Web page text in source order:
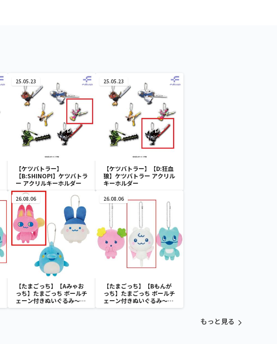
25.05.23
【ケツバトラー】
【B:SHINOPI】ケツバトラ
ー アクリルキーホルダー
25.05.23
【ケツバトラー】【D:狂血
狼】ケツバトラー アクリル
キーホルダー
26.08.06
【たまごっち】【Aみゃお
っち】たまごっち ボールチ
ェーン付きぬいぐるみ～
Tamagotchi Paradise～
26.08.06
【たまごっち】【Bもんが
っち】たまごっち ボールチ
ェーン付きぬいぐるみ～
Tamagotchi Paradise～
もっと見る